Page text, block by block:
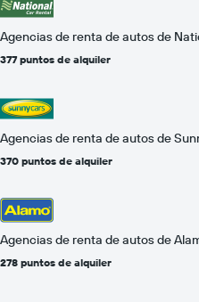
Agencias de renta de autos de
377 puntos de alquiler
Agencias de renta de autos de
370 puntos de alquiler
Agencias de renta de autos de
278 puntos de alquiler